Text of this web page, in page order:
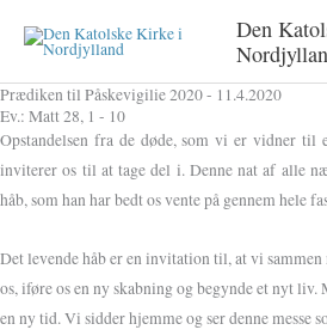
Den
Prædiken til Påskevigilie 2020 - 11.4.2020
Ev.: Matt 28, 1 - 10
Opstandelsen fra de døde, som vi er vidner til
inviterer os til at tage del i. Denne nat af alle
håb, som han har bedt os vente på gennem hele
Det levende håb er en invitation til, at vi sammen
os, iføre os en ny skabning og begynde et nyt
en ny tid. Vi sidder hjemme og ser denne messe